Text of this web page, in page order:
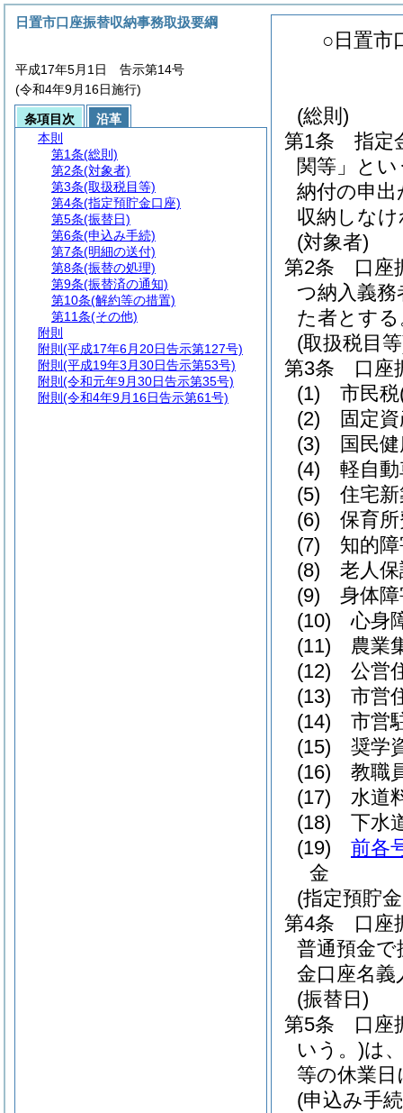
○日置市
(総則)
第1条
指定
関等」とい
納付の申
収納しな
(対象者)
第2条
口座
つ納入義
た者とす
(取扱税目
第3条
口座
(1)
市民税
(2)
固定
(3)
国民
(4)
軽自
(5)
住宅
(6)
保育
(7)
知的
(8)
老人
(9)
身体
(10)
心身
(11)
農業
(12)
公営
(13)
市営
(14)
市営
(15)
奨学
(16)
教職
(17)
水道
(18)
下水
(19)
前各
金
(指定預貯
第4条
口座
普通預金
金口座名
(振替日)
第5条
口座
いう。)は
等の休業
(申込み手
日置市口座振替収納事務取扱要綱
平成17年5月1日 告示第14号
(令和4年9月16日施行)
条項目次
沿革
本則
第1条(総則)
第2条(対象者)
第3条(取扱税目等)
第4条(指定預貯金口座)
第5条(振替日)
第6条(申込み手続)
第7条(明細の送付)
第8条(振替の処理)
第9条(振替済の通知)
第10条(解約等の措置)
第11条(その他)
附則
附則 (平成17年6月20日告示第127号)
附則 (平成19年3月30日告示第53号)
附則 (令和元年9月30日告示第35号)
附則 (令和4年9月16日告示第61号)